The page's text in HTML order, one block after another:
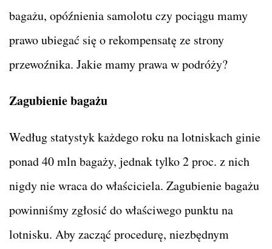
bagażu, opóźnienia samolotu czy pociągu mamy
prawo ubiegać się o rekompensatę ze strony
przewoźnika. Jakie mamy prawa w podróży?
Zagubienie bagażu
Według statystyk każdego roku na lotniskach ginie
ponad 40 mln bagaży, jednak tylko 2 proc. z nich
nigdy nie wraca do właściciela. Zagubienie bagażu
powinniśmy zgłosić do właściwego punktu na
lotnisku. Aby zacząć procedurę, niezbędnym